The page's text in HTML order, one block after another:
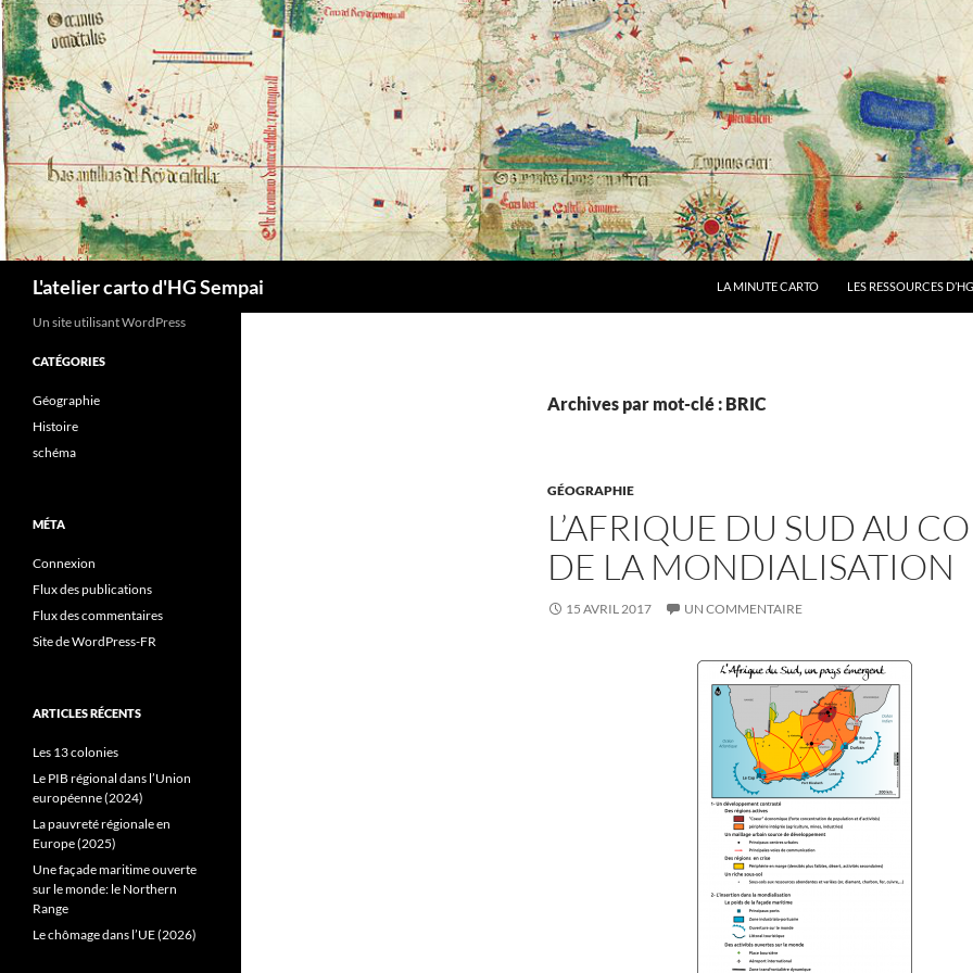
Aller
au
contenu
L'atelier carto d'HG Sempai LA MINUTE CARTO LES RESSOURCES
Archives par mot-clé : BRIC
GÉOGRAPHIE
L’AFRIQUE DU SUD AU
DE LA MONDIALISATION
15 AVRIL 2017 UN COMMENTAIRE
Un site utilisant WordPress
CATÉGORIES
Géographie
Histoire
schéma
MÉTA
Connexion
Flux des publications
Flux des commentaires
Site de WordPress-FR
ARTICLES RÉCENTS
Les 13 colonies
Le PIB régional dans l’Union
européenne (2024)
La pauvreté régionale en
Europe (2025)
Une façade maritime ouverte
sur le monde: le Northern
Range
Le chômage dans l’UE (2026)